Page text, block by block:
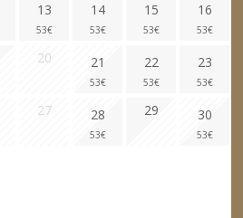
13
53€
14
53€
15
53€
16
53€
20 21
53€
22
53€
23
53€
27 28
53€
29 30
53€